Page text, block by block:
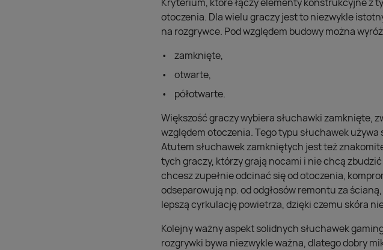
otoczenia. Dla wielu graczy jest to niezwykle
na rozgrywce. Pod względem budowy można
zamknięte,
otwarte,
półotwarte.
Większość graczy wybiera słuchawki zamknięte,
względem otoczenia. Tego typu słuchawek
Atutem słuchawek zamkniętych jest też
tych graczy, którzy grają nocami i nie chcą
chcesz zupełnie odcinać się od otoczenia,
odseparowują np. od odgłosów remontu za
lepszą cyrkulację powietrza, dzięki czemu skóra
Kolejny ważny aspekt solidnych słuchawek
rozgrywki bywa niezwykle ważna, dlatego dobry